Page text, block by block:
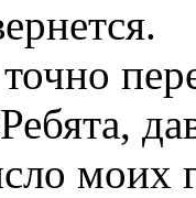
моих